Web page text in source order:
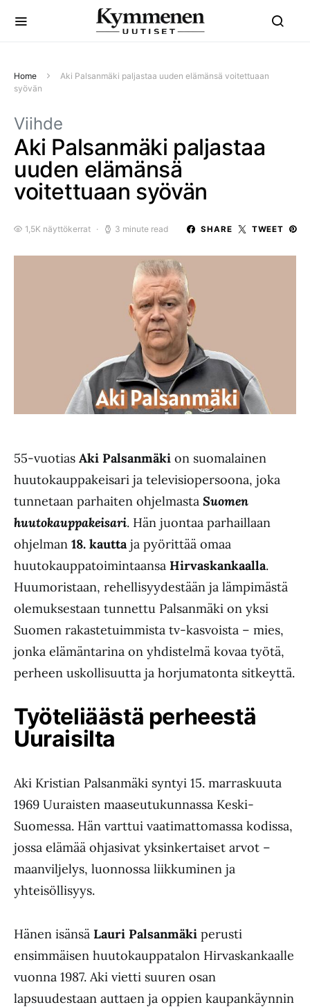
Home
Aki Palsanmäki paljastaa uuden elämänsä voitettuaan
syövän
Viihde
Aki Palsanmäki paljastaa
uuden elämänsä
voitettuaan syövän
1,5K näyttökerrat 3 minute read SHARE TWEET
55-vuotias Aki Palsanmäki on suomalainen
huutokauppakeisari ja televisiopersoona, joka
tunnetaan parhaiten ohjelmasta Suomen
huutokauppakeisari. Hän juontaa parhaillaan
ohjelman 18. kauttaja pyörittää omaa
huutokauppatoimintaansa Hirvaskankaalla.
Huumoristaan, rehellisyydestään ja lämpimästä
olemuksestaan tunnettu Palsanmäki on yksi
Suomen rakastetuimmista tv-kasvoista – mies,
jonka elämäntarina on yhdistelmä kovaa työtä,
perheen uskollisuutta ja horjumatonta sitkeyttä.
Työteliäästä perheestä
Uuraisilta
Aki Kristian Palsanmäki syntyi 15. marraskuuta
1969 Uuraisten maaseutukunnassa Keski-
Suomessa. Hän varttui vaatimattomassa kodissa,
jossa elämää ohjasivat yksinkertaiset arvot –
maanviljelys, luonnossa liikkuminen ja
yhteisöllisyys.
Hänen isänsä Lauri Palsanmäki perusti
ensimmäisen huutokauppatalon Hirvaskankaalle
vuonna 1987. Aki vietti suuren osan
lapsuudestaan auttaen ja oppien kaupankäynnin